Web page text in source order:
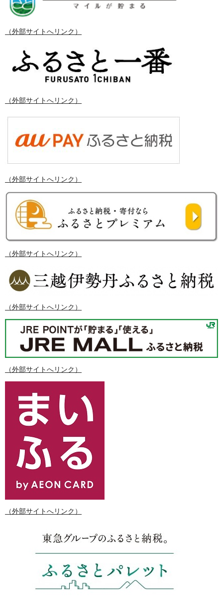
（外部サイトへリンク）
（外部サイトへリンク）
（外部サイトへリンク）
（外部サイトへリンク）
（外部サイトへリンク）
（外部サイトへリンク）
（外部サイトへリンク）